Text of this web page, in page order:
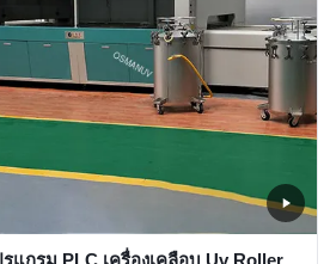
• แคลเซียม ซิลิกาท บอ...